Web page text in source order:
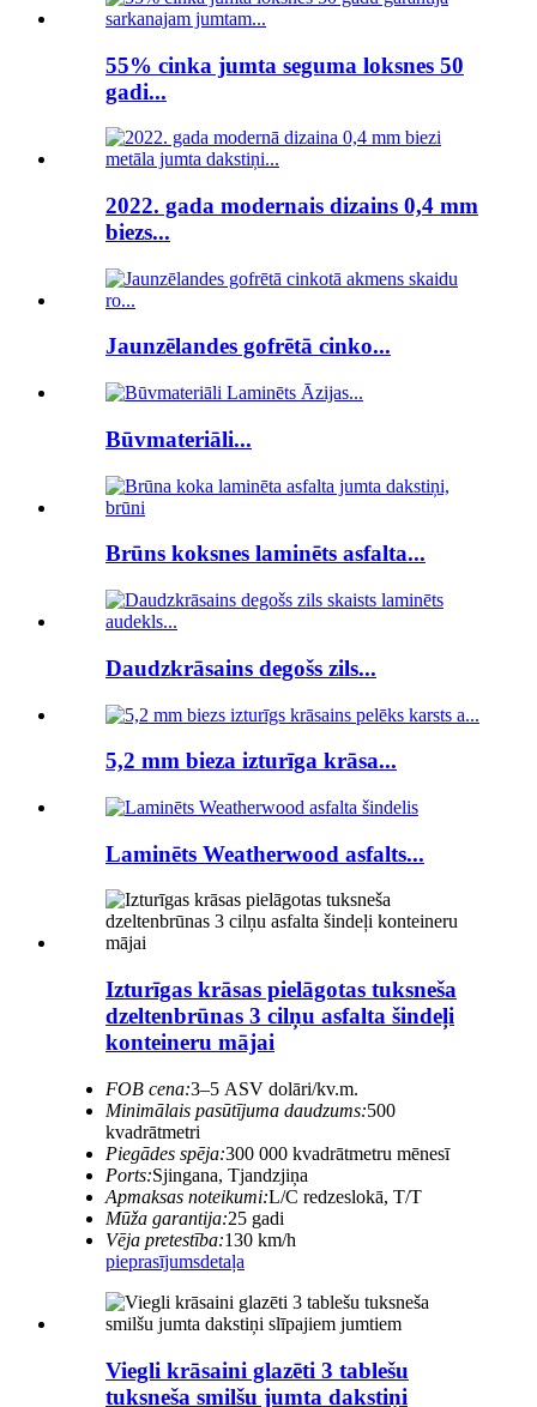
55% cinka jumta seguma loksnes 50
gadi...
2022. gada modernais dizains 0,4 mm
biezs...
Jaunzēlandes gofrētā cinko...
Būvmateriāli...
Brūns koksnes laminēts asfalta...
Daudzkrāsains degošs zils...
5,2 mm bieza izturīga krāsa...
Laminēts Weatherwood asfalts...
Izturīgas krāsas pielāgotas tuksneša
dzeltenbrūnas 3 cilņu asfalta šindeļi
konteineru mājai
FOB cena:3–5 ASV dolāri/kv.m.
Minimālais pasūtījuma daudzums:500
kvadrātmetri
Piegādes spēja:300 000 kvadrātmetru mēnesī
Ports:Sjingana, Tjandzjiņa
Apmaksas noteikumi:L/C redzeslokā, T/T
Mūža garantija:25 gadi
Vēja pretestība:130 km/h
pieprasījumsdetaļa
Viegli krāsaini glazēti 3 tablešu
tuksneša smilšu jumta dakstiņi